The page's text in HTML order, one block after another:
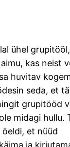
ühel
kas neist
huvitav
seda, et
grupitööd
midagi hullu.
et nüüd